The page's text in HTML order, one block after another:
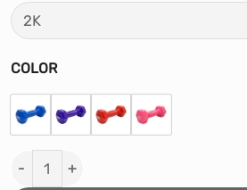
COLOR
PAR DE MANCUERNAS